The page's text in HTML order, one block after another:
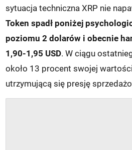
sytuacja techniczna XRP nie
Token spadł poniżej
poziomu 2 dolarów i obecnie
1,90-1,95 USD. W ciągu
około 13 procent swojej
utrzymującą się presję